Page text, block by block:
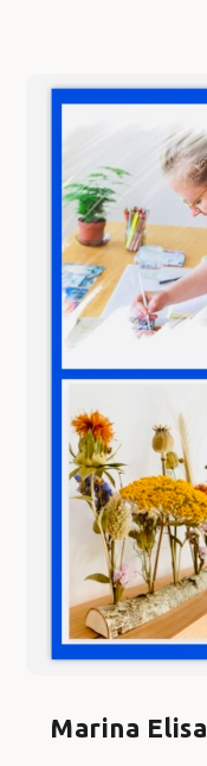
Marina Elisa